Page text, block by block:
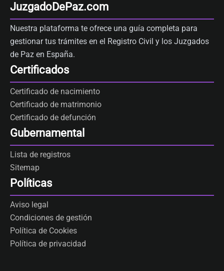
JuzgadoDePaz.com
Nuestra plataforma te ofrece una guía completa para
gestionar tus trámites en el Registro Civil y los Juzgados
de Paz en España.
Certificados
Certificado de nacimiento
Certificado de matrimonio
Certificado de defunción
Gubernamental
Lista de registros
Sitemap
Políticas
Aviso legal
Condiciones de gestión
Política de Cookies
Política de privacidad